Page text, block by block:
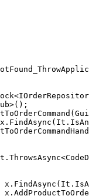
x . FindAsync ( It .
. ThrowsAsync
x . FindAsync ( It .
x .